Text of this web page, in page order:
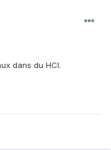
dans du HCl.